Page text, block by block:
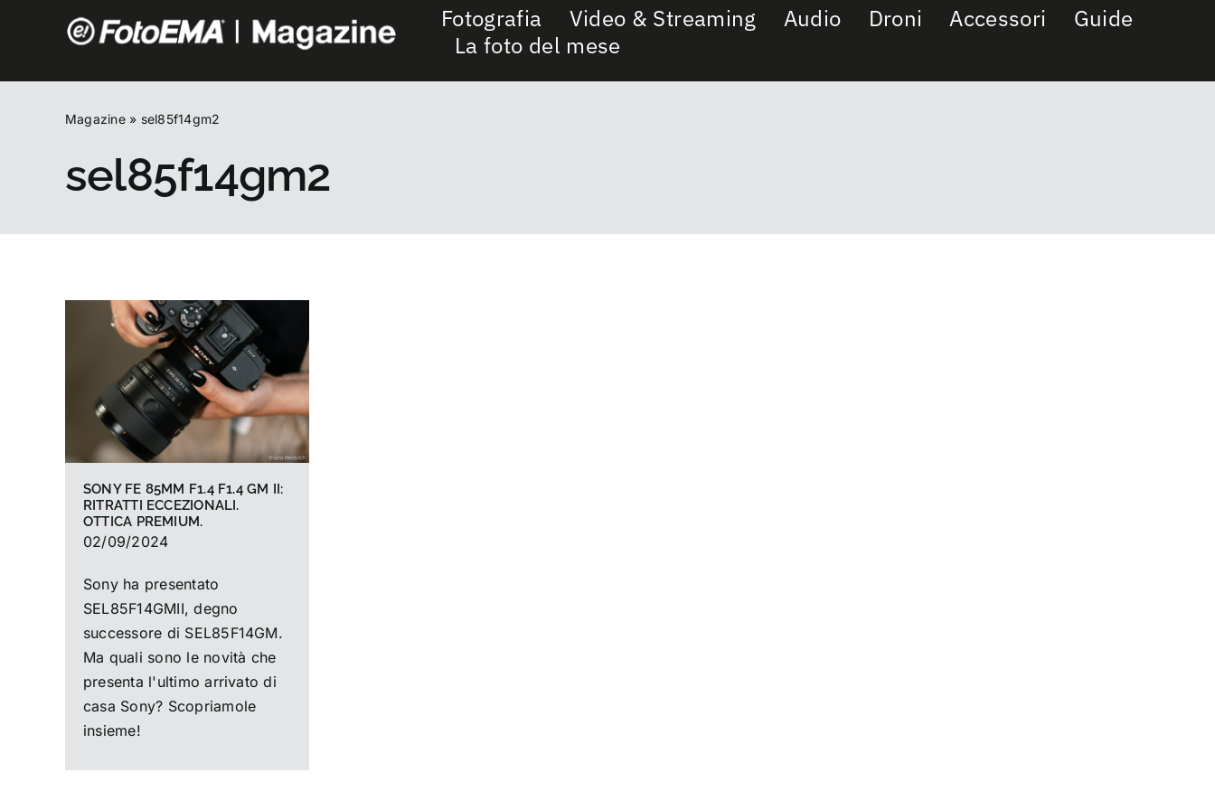
Fotografia Video & Streaming Audio Droni Accessori
Guide
La foto del mese
Magazine» sel85f14gm2
sel85f14gm2
SONY FE 85MM F1.4 F1.4 GM II:
RITRATTI ECCEZIONALI.
OTTICA PREMIUM.
02/09/2024
Sony ha presentato
SEL85F14GMII, degno
successore di SEL85F14GM.
Ma quali sono le novità che
presenta l'ultimo arrivato di
casa Sony? Scopriamole
insieme!